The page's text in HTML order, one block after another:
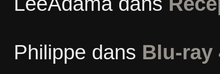
Philippe dans Blu-ray